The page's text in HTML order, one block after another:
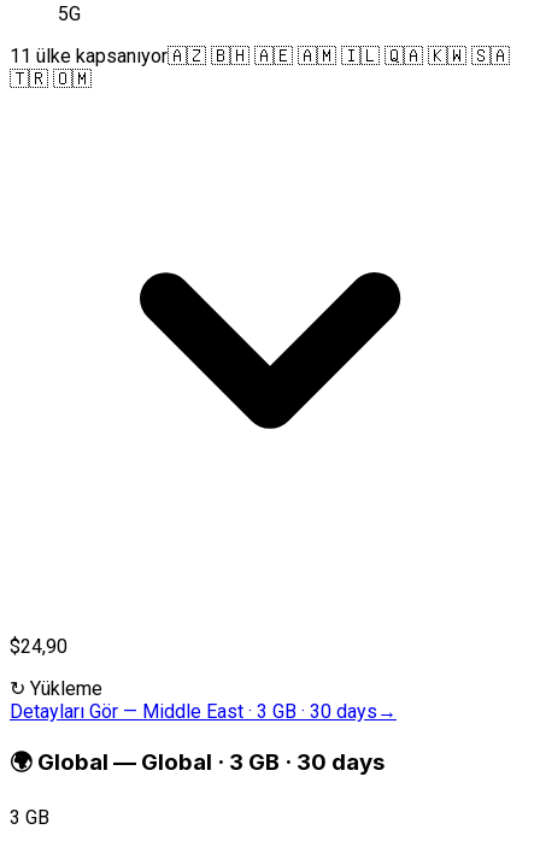
5G
11 ülke kapsanıyor🇦🇿 🇧🇭 🇦🇪 🇦🇲 🇮🇱 🇶🇦 🇰🇼 🇸🇦
🇹🇷 🇴🇲
$24,90
↻ Yükleme
Detayları Gör — Middle East · 3 GB · 30 days →
🌍 Global — Global · 3 GB · 30 days
3 GB